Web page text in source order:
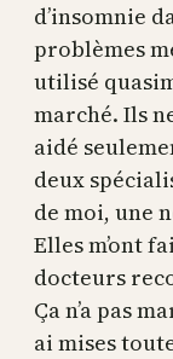
d’insomnie
problèmes
utilisé
marché. Ils
aidé
deux
de moi, une
Elles m’ont
docteurs
Ça n’a pas
ai mises